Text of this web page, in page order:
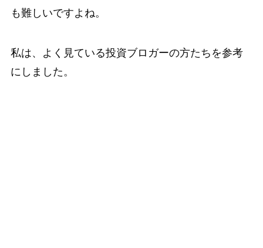
も難しいですよね。
私は、よく見ている投資ブロガーの方たちを参考
にしました。